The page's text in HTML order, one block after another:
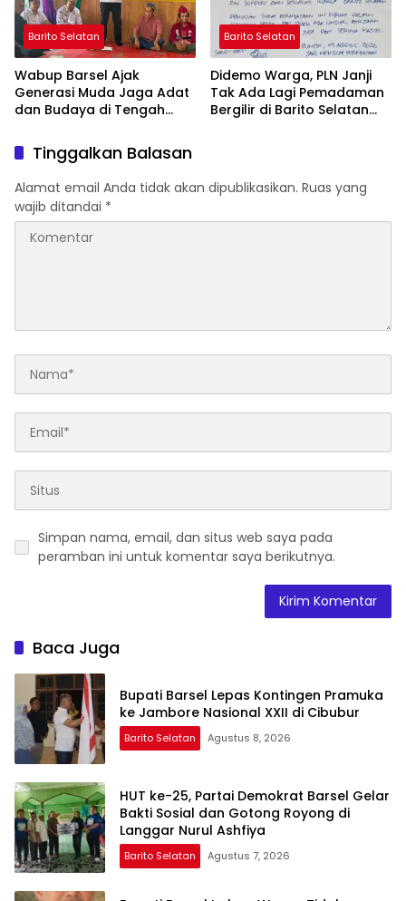
Barito Selatan
Wabup Barsel Ajak
Generasi Muda Jaga Adat
dan Budaya di Tengah
Barito Selatan
Didemo Warga, PLN Janji
Tak Ada Lagi Pemadaman
Bergilir di Barito Selatan
Tinggalkan Balasan
Alamat email Anda tidak akan dipublikasikan. Ruas yang
wajib ditandai *
Simpan nama, email, dan situs web saya pada
peramban ini untuk komentar saya berikutnya.
Baca Juga
Bupati Barsel Lepas Kontingen Pramuka
ke Jambore Nasional XXII di Cibubur
Barito Selatan Agustus 8, 2026
HUT ke-25, Partai Demokrat Barsel Gelar
Bakti Sosial dan Gotong Royong di
Langgar Nurul Ashfiya
Barito Selatan Agustus 7, 2026